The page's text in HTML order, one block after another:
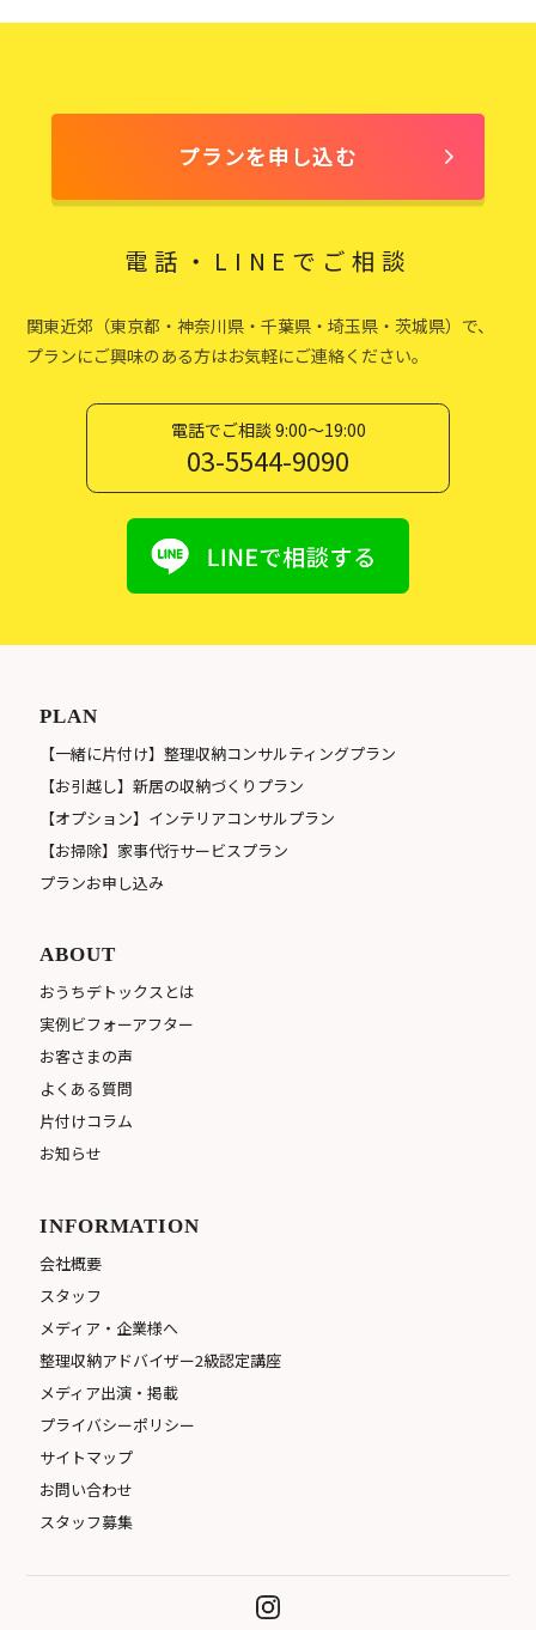
プランを申し込む
電話・LINEでご相談
関東近郊（東京都・神奈川県・千葉県・埼玉県・茨城県）で、
プランにご興味のある方はお気軽にご連絡ください。
電話でご相談 9:00〜19:00
03-5544-9090
PLAN
【一緒に片付け】整理収納コンサルティングプラン
【お引越し】新居の収納づくりプラン
【オプション】インテリアコンサルプラン
【お掃除】家事代行サービスプラン
プランお申し込み
ABOUT
おうちデトックスとは
実例ビフォーアフター
お客さまの声
よくある質問
片付けコラム
お知らせ
INFORMATION
会社概要
スタッフ
メディア・企業様へ
整理収納アドバイザー2級認定講座
メディア出演・掲載
プライバシーポリシー
サイトマップ
お問い合わせ
スタッフ募集